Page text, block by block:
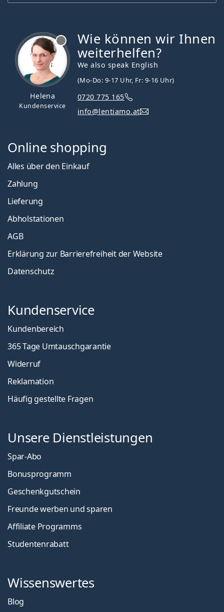
Helena
Kundenservice
Wie können wir Ihnen
weiterhelfen?
We also speak English
(Mo-Do: 9-17 Uhr, Fr: 9-16 Uhr)
0720 775 165
info@lentiamo.at
Online shopping
Alles über den Einkauf
Zahlung
Lieferung
Abholstationen
AGB
Erklärung zur Barrierefreiheit der Website
Datenschutz
Kundenservice
Kundenbereich
365 Tage Umtauschgarantie
Widerruf
Reklamation
Häufig gestellte Fragen
Unsere Dienstleistungen
Spar-Abo
Bonusprogramm
Geschenkgutschein
Freunde werben und sparen
Affiliate Programms
Studentenrabatt
Wissenswertes
Blog